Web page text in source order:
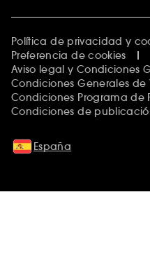
Política de privacidad y
Preferencia de cookies
Aviso legal y Condiciones
Condiciones Generales de
Condiciones Programa de
Condiciones de
España